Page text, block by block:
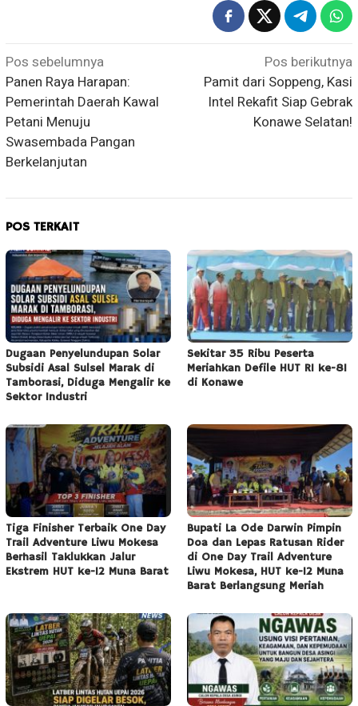
Navigasi
pos
Pos sebelumnya
Panen Raya Harapan:
Pemerintah Daerah Kawal
Petani Menuju
Swasembada Pangan
Berkelanjutan
Pos berikutnya
Pamit dari Soppeng, Kasi
Intel Rekafit Siap Gebrak
Konawe Selatan!
POS TERKAIT
Dugaan Penyelundupan Solar
Subsidi Asal Sulsel Marak di
Tamborasi, Diduga Mengalir ke
Sektor Industri
Sekitar 35 Ribu Peserta
Meriahkan Defile HUT RI ke-81
di Konawe
Tiga Finisher Terbaik One Day
Trail Adventure Liwu Mokesa
Berhasil Taklukkan Jalur
Ekstrem HUT ke-12 Muna Barat
Bupati La Ode Darwin Pimpin
Doa dan Lepas Ratusan Rider
di One Day Trail Adventure
Liwu Mokesa, HUT ke-12 Muna
Barat Berlangsung Meriah